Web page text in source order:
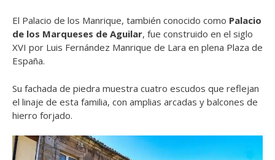
El Palacio de los Manrique, también conocido como Palacio
de los Marqueses de Aguilar, fue construido en el siglo
XVI por Luis Fernández Manrique de Lara en plena Plaza de
España.
Su fachada de piedra muestra cuatro escudos que reflejan
el linaje de esta familia, con amplias arcadas y balcones de
hierro forjado.